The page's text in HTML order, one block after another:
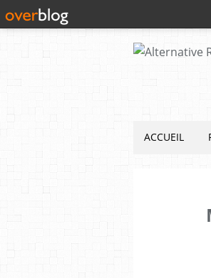
ACCUEIL